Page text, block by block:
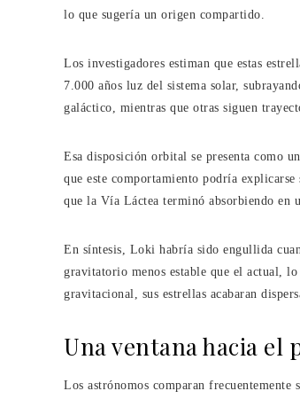
lo que sugería un origen compartido.
Los investigadores estiman que estas
7.000 años luz del sistema solar,
galáctico, mientras que otras siguen
Esa disposición orbital se presenta como
que este comportamiento podría
que la Vía Láctea terminó absorbiendo en
En síntesis, Loki habría sido engullida
gravitatorio menos estable que el actual,
gravitacional, sus estrellas acabaran
Una ventana hacia el
Los astrónomos comparan